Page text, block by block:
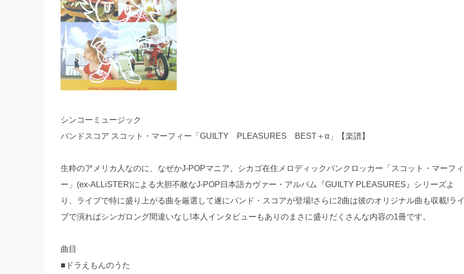
シンコーミュージック
バンドスコア スコット・マーフィー「GUILTY PLEASURES BEST＋α」【楽譜】
生粋のアメリカ人なのに、なぜかJ-POPマニア。シカゴ在住メロディックパンクロッカー「スコット・マーフィ
ー」(ex-ALLiSTER)による大胆不敵なJ-POP日本語カヴァー・アルバム『GUILTY PLEASURES』シリーズよ
り、ライブで特に盛り上がる曲を厳選して遂にバンド・スコアが登場!さらに2曲は彼のオリジナル曲も収載!ライ
ブで演ればシンガロング間違いなし!本人インタビューもありのまさに盛りだくさんな内容の1冊です。
曲目
■ドラえもんのうた